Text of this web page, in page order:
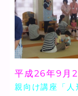
平成26年9月
親向け講座「人